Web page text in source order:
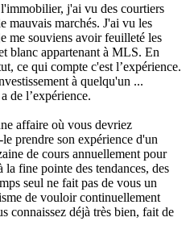
j'ai vu des courtiers
mauvais marchés. J'ai vu les
me souviens avoir feuilleté les
blanc appartenant à MLS. En
ce qui compte c'est l’expérience.
à quelqu'un ...
de l’expérience.
affaire où vous devriez
prendre son expérience d'un
de cours annuellement pour
fine pointe des tendances, des
seul ne fait pas de vous un
de vouloir continuellement
connaissez déjà très bien, fait de